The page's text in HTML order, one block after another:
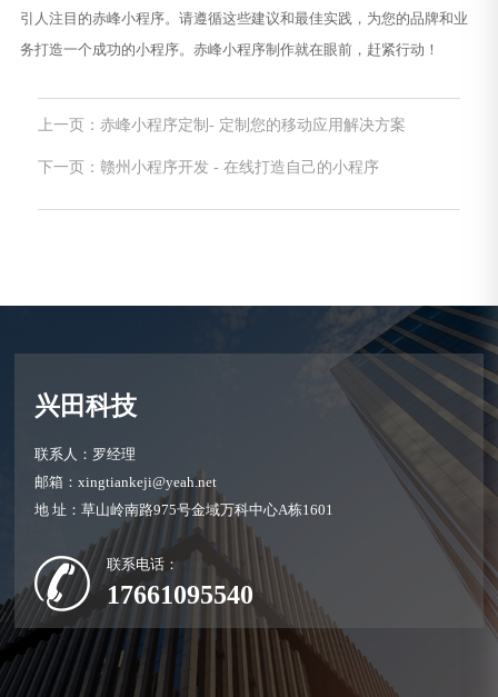
引人注目的赤峰小程序。请遵循这些建议和最佳实践，为您的品牌和业
务打造一个成功的小程序。赤峰小程序制作就在眼前，赶紧行动！
上一页：赤峰小程序定制- 定制您的移动应用解决方案
下一页：赣州小程序开发 - 在线打造自己的小程序
兴田科技
联系人：罗经理
邮箱：xingtiankeji@yeah.net
地 址：草山岭南路975号金域万科中心A栋1601
联系电话：
17661095540